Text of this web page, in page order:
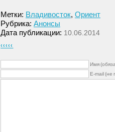
Метки: Владивосток, Ориент
Рубрика: Анонсы
Дата публикации: 10.06.2014
‹‹‹‹‹
Имя
E-mail (не